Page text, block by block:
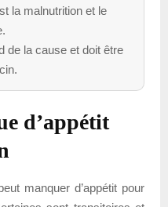
la malnutrition et le
de la cause et doit être
d’appétit
manquer d’appétit pour